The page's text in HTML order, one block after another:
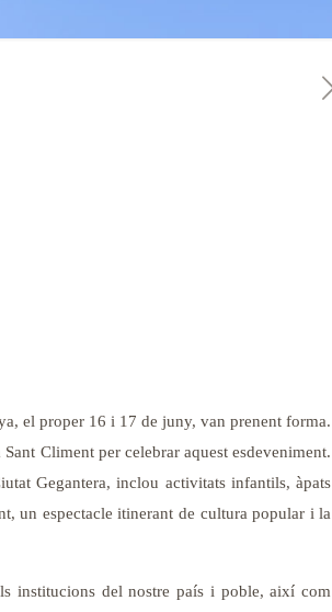
el proper 16 i 17 de juny, van prenent forma.
Climent per celebrar aquest esdeveniment.
Gegantera, inclou activitats infantils, àpats
un espectacle itinerant de cultura popular i la
institucions del nostre país i poble, així com